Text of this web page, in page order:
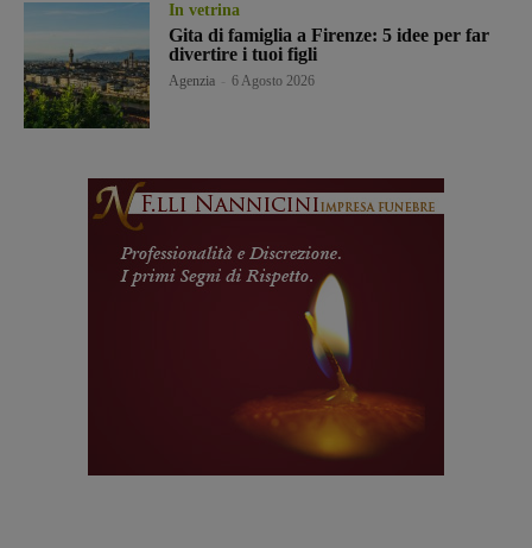
In vetrina
Gita di famiglia a Firenze: 5 idee per far
divertire i tuoi figli
Agenzia 6 Agosto 2026